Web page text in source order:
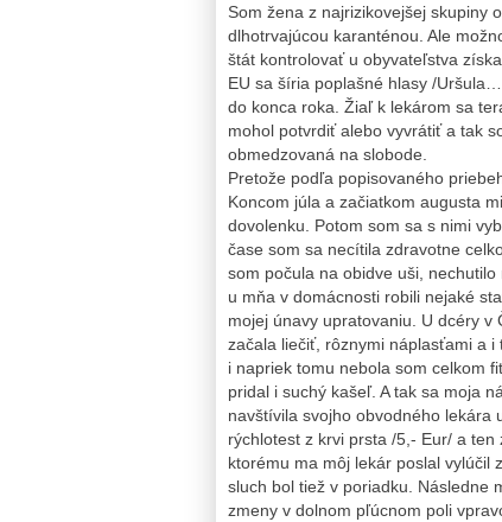
Som žena z najrizikovejšej skupiny
dlhotrvajúcou karanténou. Ale
štát kontrolovať u obyvateľstva
EU sa šíria poplašné hlasy /
do konca roka. Žiaľ k lekárom sa
mohol potvrdiť alebo vyvrátiť a tak
obmedzovaná na slobode.
Pretože podľa popisovaného
Koncom júla a začiatkom augusta
dovolenku. Potom som sa s nimi
čase som sa necítila zdravotne
som počula na obidve uši,
u mňa v domácnosti robili nejaké
mojej únavy upratovaniu. U dcéry
začala liečiť, rôznymi náplasťami a
i napriek tomu nebola som celkom
pridal i suchý kašeľ. A tak sa moja
navštívila svojho obvodného lekára
rýchlotest z krvi prsta /5,- Eur/ a
ktorému ma môj lekár poslal vylúčil
sluch bol tiež v poriadku. Následne
zmeny v dolnom pľúcnom poli